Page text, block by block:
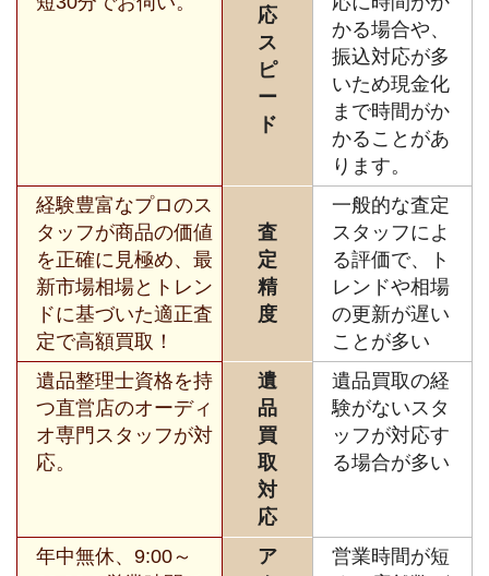
応
ス
ピ
ー
ド
かる場合や、
振込対応が多
いため現金化
まで時間がか
かることがあ
ります。
経験豊富なプロのス
タッフが商品の価値
を正確に見極め、最
新市場相場とトレン
ドに基づいた適正査
定で高額買取！
査
定
精
度
一般的な査定
スタッフによ
る評価で、ト
レンドや相場
の更新が遅い
ことが多い
遺品整理士資格を持
つ直営店のオーディ
オ専門スタッフが対
応。
遺
品
買
取
対
応
遺品買取の経
験がないスタ
ッフが対応す
る場合が多い
年中無休、9:00～
ア
営業時間が短